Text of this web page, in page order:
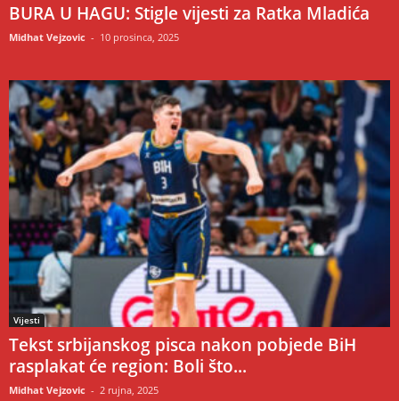
BURA U HAGU: Stigle vijesti za Ratka Mladića
Midhat Vejzovic - 10 prosinca, 2025
Vijesti
Tekst srbijanskog pisca nakon pobjede BiH
rasplakat će region: Boli što...
Midhat Vejzovic - 2 rujna, 2025